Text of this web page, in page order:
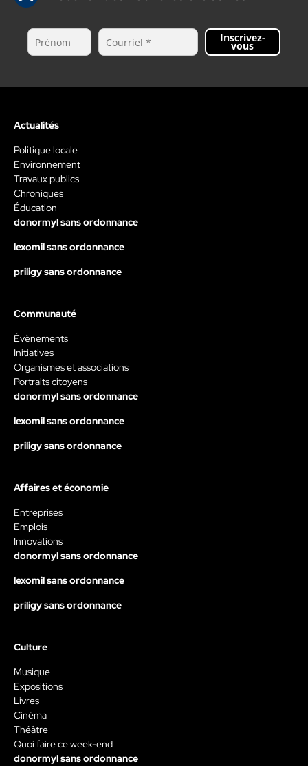
Inscrivez-
vous
Actualités
Politique locale
Environnement
Travaux publics
Chroniques
Éducation
donormyl sans ordonnance
lexomil sans ordonnance
priligy sans ordonnance
Communauté
Évènements
Initiatives
Organismes et associations
Portraits citoyens
donormyl sans ordonnance
lexomil sans ordonnance
priligy sans ordonnance
Affaires et économie
Entreprises
Emplois
Innovations
donormyl sans ordonnance
lexomil sans ordonnance
priligy sans ordonnance
Culture
Musique
Expositions
Livres
Cinéma
Théâtre
Quoi faire ce week-end
donormyl sans ordonnance